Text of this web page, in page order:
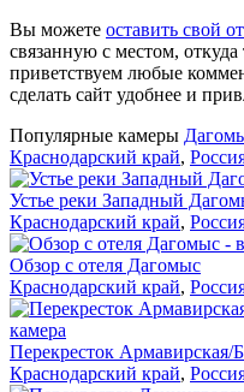
Вы можете оставить свой
связанную с местом,
приветствуем любые
сделать сайт удобнее и
Популярные камеры
Краснодарский край,
Устье реки Западный
Краснодарский край,
Обзор с отеля Дагомыс
Краснодарский край,
Перекресток Армавирская/
Краснодарский край,